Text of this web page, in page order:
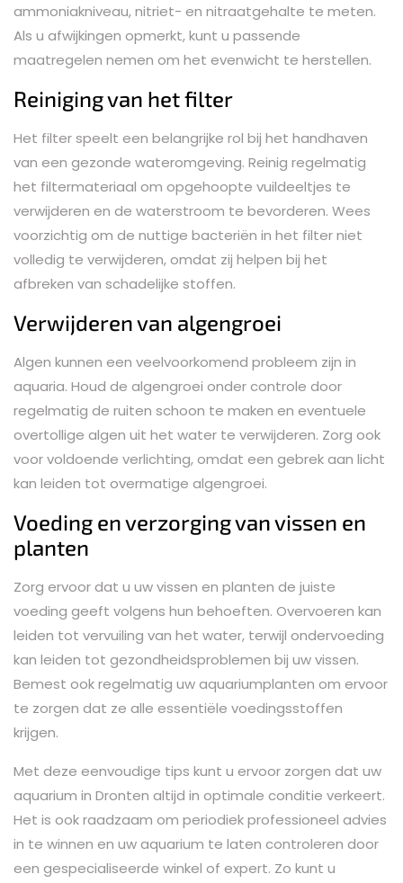
ammoniakniveau, nitriet- en nitraatgehalte te meten.
Als u afwijkingen opmerkt, kunt u passende
maatregelen nemen om het evenwicht te herstellen.
Reiniging van het filter
Het filter speelt een belangrijke rol bij het handhaven
van een gezonde wateromgeving. Reinig regelmatig
het filtermateriaal om opgehoopte vuildeeltjes te
verwijderen en de waterstroom te bevorderen. Wees
voorzichtig om de nuttige bacteriën in het filter niet
volledig te verwijderen, omdat zij helpen bij het
afbreken van schadelijke stoffen.
Verwijderen van algengroei
Algen kunnen een veelvoorkomend probleem zijn in
aquaria. Houd de algengroei onder controle door
regelmatig de ruiten schoon te maken en eventuele
overtollige algen uit het water te verwijderen. Zorg ook
voor voldoende verlichting, omdat een gebrek aan licht
kan leiden tot overmatige algengroei.
Voeding en verzorging van vissen en
planten
Zorg ervoor dat u uw vissen en planten de juiste
voeding geeft volgens hun behoeften. Overvoeren kan
leiden tot vervuiling van het water, terwijl ondervoeding
kan leiden tot gezondheidsproblemen bij uw vissen.
Bemest ook regelmatig uw aquariumplanten om ervoor
te zorgen dat ze alle essentiële voedingsstoffen
krijgen.
Met deze eenvoudige tips kunt u ervoor zorgen dat uw
aquarium in Dronten altijd in optimale conditie verkeert.
Het is ook raadzaam om periodiek professioneel advies
in te winnen en uw aquarium te laten controleren door
een gespecialiseerde winkel of expert. Zo kunt u